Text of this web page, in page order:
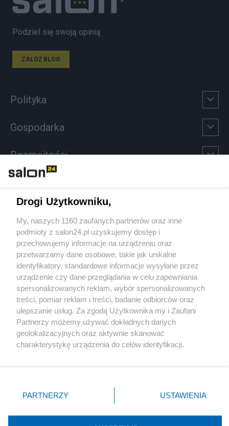
Podziel się swoją opinią
ZAŁÓŻ BLOG
Polityka
Gospodarka
Rozmaitości
Sport
Społeczeństwo
Kultura
X Facebook Instagram Youtube
Drogi Użytkowniku,
My, naszych 1160 zaufanych partnerów oraz inne
podmioty z salon24.pl uzyskujemy dostęp i
przechowujemy informacje na urządzeniu oraz
przetwarzamy dane osobowe, takie jak unikalne
identyfikatory, standardowe informacje wysyłane przez
urządzenie czy dane przeglądania w celu zapewniania
spersonalizowanych reklam, wybór spersonalizowanych
treści, pomiar reklam i treści, badanie odbiorców oraz
ulepszanie usług. Za zgodą Użytkownika my i Zaufani
Partnerzy możemy używać dokładnych danych
geolokalizacyjnych oraz aktywnie skanować
charakterystykę urządzenia do celów identyfikacji.
zmienić/wycofać klikając przycisk ustawień prywatności
znajdujący się w lewym dolnym rogu strony
rodzaje przetwarzania danych nie wymagają zgody
PARTNERZY USTAWIENIA